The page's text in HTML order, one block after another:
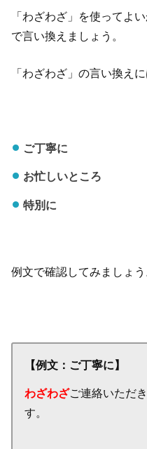
「わざわざ」を使ってよ
で言い換えましょう。
「わざわざ」の言い換え
ご丁寧に
お忙しいところ
特別に
例文で確認してみましょう
【例文：ご丁寧に】
わざわざご連絡いただ
す。